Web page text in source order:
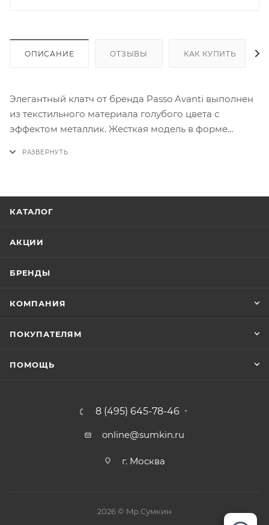
ОПИСАНИЕ ОТЗЫВЫ КАК КУПИТЬ
Элегантный клатч от бренда Passo Avanti выполнен
из текстильного материала голубого цвета с
эффектом металлик. Жесткая модель в форме
КАТАЛОГ
АКЦИИ
БРЕНДЫ
КОМПАНИЯ
ПОКУПАТЕЛЯМ
ПОМОЩЬ
8 (495) 645-78-46
online@sumkin.ru
г. Москва
2026 © Mр.Сумкин